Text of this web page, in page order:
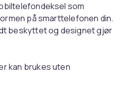
som
på smarttelefonen din.
beskyttet og designet gjør
kan brukes uten